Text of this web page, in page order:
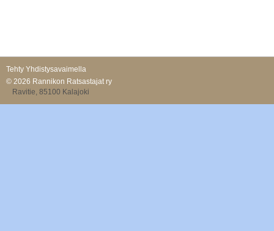
Tehty Yhdistysavaimella
© 2026 Rannikon Ratsastajat ry
Ravitie, 85100 Kalajoki